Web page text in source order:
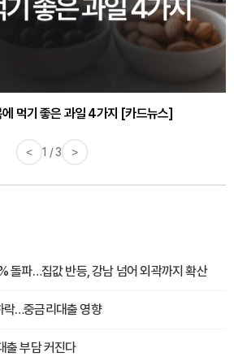
에 먹기 좋은 과일 4가지 [카드뉴스]
< 1 / 3 >
돌파…집값 반등, 강남 넘어 외곽까지 확산
락…중금리대출 영향
출 부담 커진다